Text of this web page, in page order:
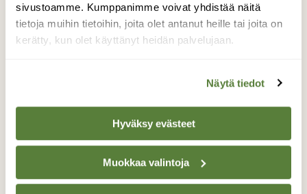
sivustoamme. Kumppanimme voivat yhdistää näitä
tietoja muihin tietoihin, joita olet antanut heille tai joita on
kerätty, kun olet käyttänyt heidän palvelujaan.
Näytä tiedot
Hyväksy evästeet
Muokkaa valintoja
Nuori mustarastas
Oli kylvyn tarpeessa.